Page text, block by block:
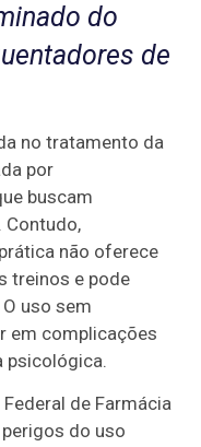
do
de
no tratamento da
por
buscam
Contudo,
não oferece
treinos e pode
uso sem
em complicações
psicológica.
de Farmácia
do uso